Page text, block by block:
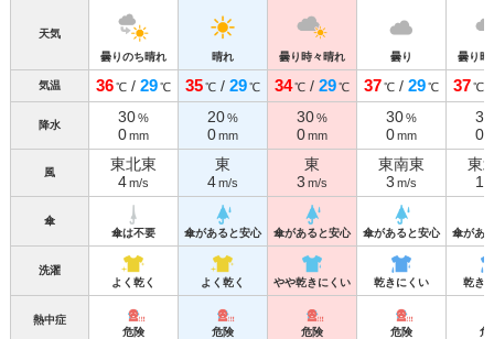
天気
曇りのち晴れ
晴れ 曇り時々晴れ 曇り 曇り時
気温 36℃/ 29℃ 35℃/ 29℃ 34℃/ 29℃ 37℃/ 29℃ 37℃
降水 30%
0mm
20%
0mm
30%
0mm
30%
0mm
30
0
風
東北東
4m/s
東
4m/s
東
3 m/s
東南東
3 m/s
東
1
傘
傘は不要
傘があると安心 傘があると安心 傘があると安心 傘があ
洗濯
よく乾く
よく乾く やや乾きにくい 乾きにくい 乾き
熱中症
危険
危険 危険 危険 危